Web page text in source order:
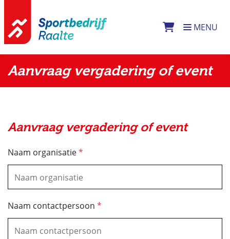
MENU
Aanvraag vergadering of event
Aanvraag vergadering of event
Naam organisatie*
Naam contactpersoon *